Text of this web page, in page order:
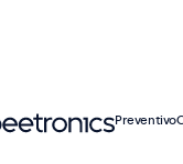
Preventivo